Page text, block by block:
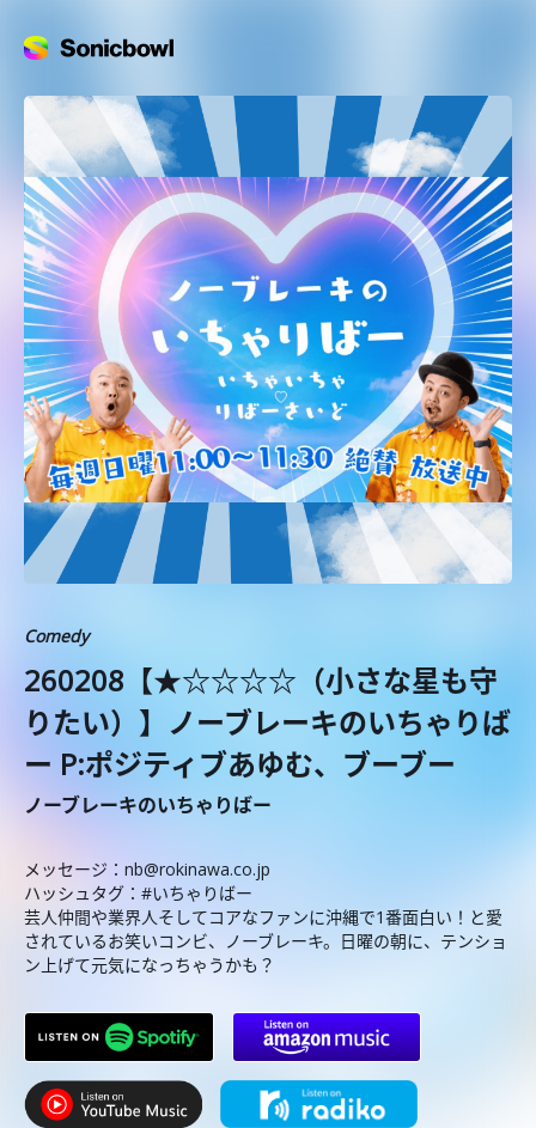
Comedy
260208【★☆☆☆☆（小さな星も守
りたい）】ノーブレーキのいちゃりば
ー P:ポジティブあゆむ、ブーブー
ノーブレーキのいちゃりばー
メッセージ：nb@rokinawa.co.jp
ハッシュタグ：#いちゃりばー
芸人仲間や業界人そしてコアなファンに沖縄で1番面白い！と愛
されているお笑いコンビ、ノーブレーキ。日曜の朝に、テンショ
ン上げて元気になっちゃうかも？